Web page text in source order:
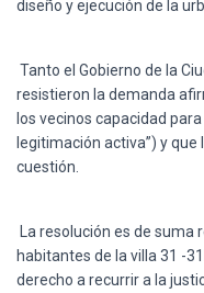
diseño y ejecución de la
Tanto el Gobierno de la
resistieron la demanda
los vecinos capacidad
legitimación activa”) y
cuestión.
La resolución es de suma
habitantes de la villa 31 -
derecho a recurrir a la